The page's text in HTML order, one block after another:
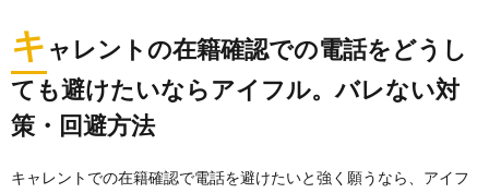
キ ャレントの在籍確認での電話をどうし
ても避けたいならアイフル。バレない対
策・回避方法
キャレントでの在籍確認で電話を避けたいと強く願うなら、アイフ